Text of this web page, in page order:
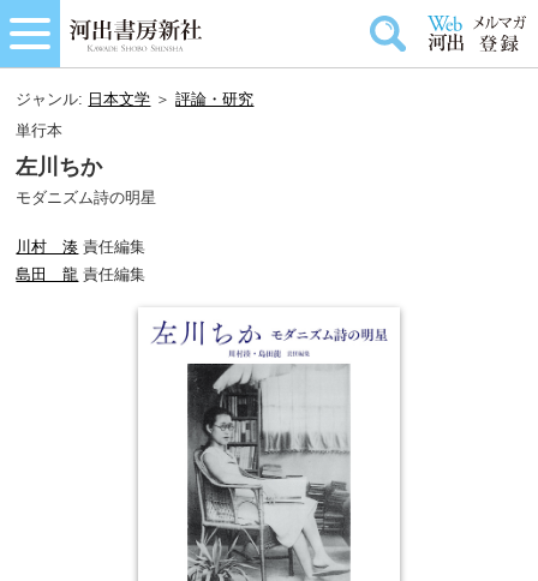
ジャンル: 日本文学 ＞評論・研究
単行本
左川ちか
モダニズム詩の明星
川村 湊 責任編集
島田 龍 責任編集